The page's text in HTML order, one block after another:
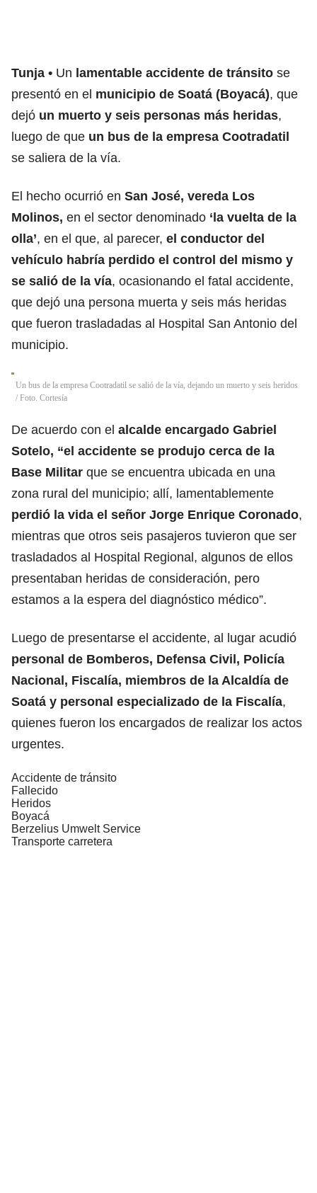
Tunja Un lamentable accidente de tránsito se
presentó en el municipio de Soatá (Boyacá), que
dejó un muerto y seis personas más heridas,
luego de que un bus de la empresa Cootradatil
se saliera de la vía.
El hecho ocurrió en San José, vereda Los
Molinos, en el sector denominado ‘la vuelta de la
olla’, en el que, al parecer, el conductor del
vehículo habría perdido el control del mismo y
se salió de la vía, ocasionando el fatal accidente,
que dejó una persona muerta y seis más heridas
que fueron trasladadas al Hospital San Antonio del
municipio.
Un bus de la empresa Cootradatil se salió de la vía, dejando un muerto y seis heridos
/ Foto. Cortesía
De acuerdo con el alcalde encargado Gabriel
Sotelo, “el accidente se produjo cerca de la
Base Militar que se encuentra ubicada en una
zona rural del municipio; allí, lamentablemente
perdió la vida el señor Jorge Enrique Coronado,
mientras que otros seis pasajeros tuvieron que ser
trasladados al Hospital Regional, algunos de ellos
presentaban heridas de consideración, pero
estamos a la espera del diagnóstico médico”.
Luego de presentarse el accidente, al lugar acudió
personal de Bomberos, Defensa Civil, Policía
Nacional, Fiscalía, miembros de la Alcaldía de
Soatá y personal especializado de la Fiscalía,
quienes fueron los encargados de realizar los actos
urgentes.
Accidente de tránsito
Fallecido
Heridos
Boyacá
Berzelius Umwelt Service
Transporte carretera